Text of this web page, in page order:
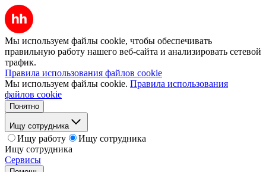
Мы используем файлы cookie, чтобы обеспечивать
правильную работу нашего веб-сайта и анализировать сетевой
трафик.
Правила использования файлов cookie
Мы используем файлы cookie. Правила использования
файлов cookie
Понятно
Ищу сотрудника
Ищу работу
Ищу сотрудника
Ищу сотрудника
Сервисы